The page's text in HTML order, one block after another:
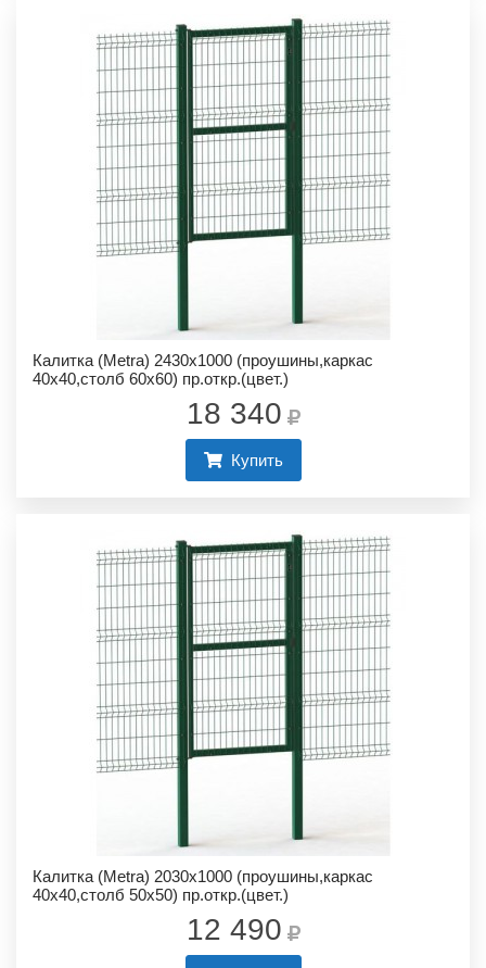
Калитка (Metra) 2430х1000 (проушины,каркас
40х40,столб 60х60) пр.откр.(цвет.)
18 340
Купить
Калитка (Metra) 2030х1000 (проушины,каркас
40х40,столб 50х50) пр.откр.(цвет.)
12 490